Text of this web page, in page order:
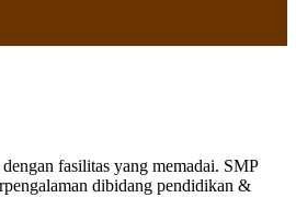
fasilitas yang memadai. SMP
dibidang pendidikan &